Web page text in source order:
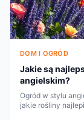
DOM I OGRÓD
Jakie są
angielskim?
Ogród w stylu
jakie rośliny